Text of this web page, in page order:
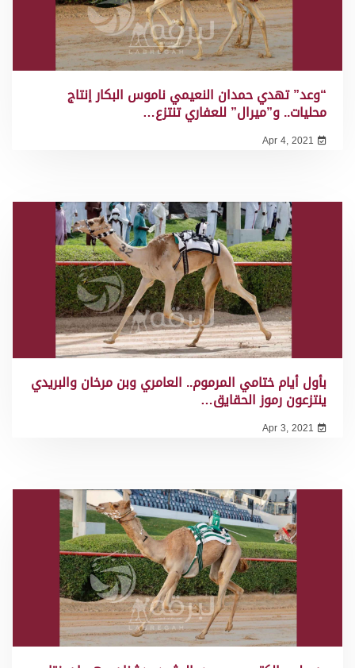
“وعد” تهدي حمدان النعيمي ناموس البكار إنتاج
محليات.. و”ميرال” للعفاري تنتزع…
Apr 4, 2021
بأول أيام ختامي المرموم.. العامري وبن مرخان والبريدي
ينتزعون رموز الحقايق…
Apr 3, 2021